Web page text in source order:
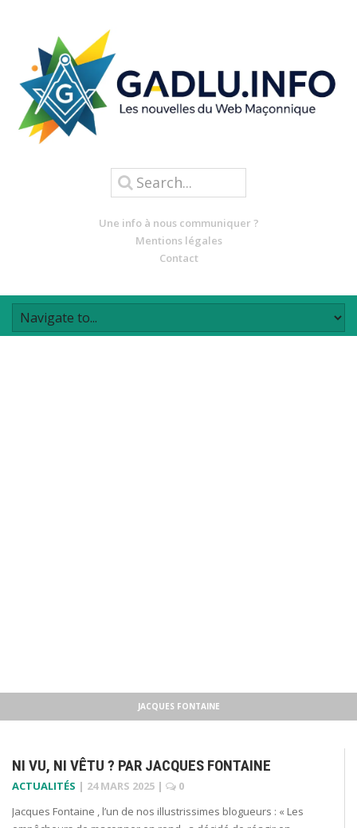
Une info à nous communiquer ?
Mentions légales
Contact
JACQUES FONTAINE
NI VU, NI VÊTU ? PAR JACQUES FONTAINE
ACTUALITÉS | 24 MARS 2025 |
0
Jacques Fontaine , l’un de nos illustrissimes blogueurs : « Les